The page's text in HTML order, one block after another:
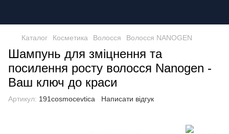
Каталог Косметика Волосся Волосся NANOGEN
Шампунь для зміцнення та
посилення росту волосся Nanogen -
Ваш ключ до краси
Артикул: 191cosmocevtica Написати відгук